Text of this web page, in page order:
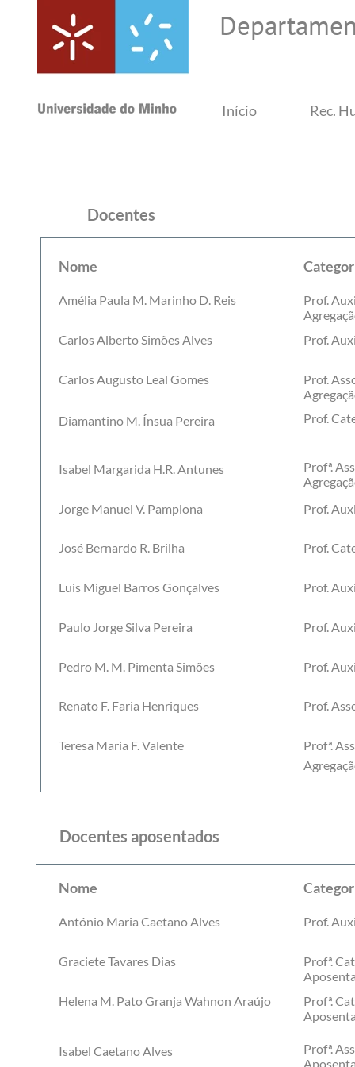
Início Rec.
Docentes
Nome
Amélia Paula M. Marinho D. Reis
Prof.
Carlos Alberto Simões Alves
Prof.
Carlos Augusto Leal Gomes
Prof.
Diamantino M. Ínsua Pereira
Prof.
Isabel Margarida H.R. Antunes
Profª.
Jorge Manuel V. Pamplona
Prof.
José Bernardo R. Brilha Prof.
Luis Miguel Barros Gonçalves Prof.
Paulo Jorge Silva Pereira Prof.
Pedro M. M. Pimenta Simões Prof.
Renato F. Faria Henriques Prof.
Teresa Maria F. Valente
Profª.
Docentes aposentados
Nome
António Maria Caetano Alves Prof.
Graciete Tavares Dias
Profª.
Helena M. Pato Granja Wahnon Araújo
Profª.
Isabel Caetano Alves
Profª.